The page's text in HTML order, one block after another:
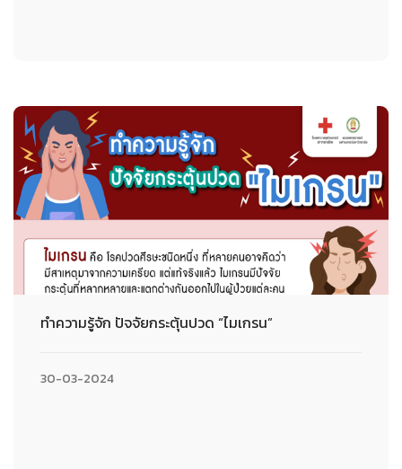
ทำความรู้จัก ปัจจัยกระตุ้นปวด “ไมเกรน”
30-03-2024